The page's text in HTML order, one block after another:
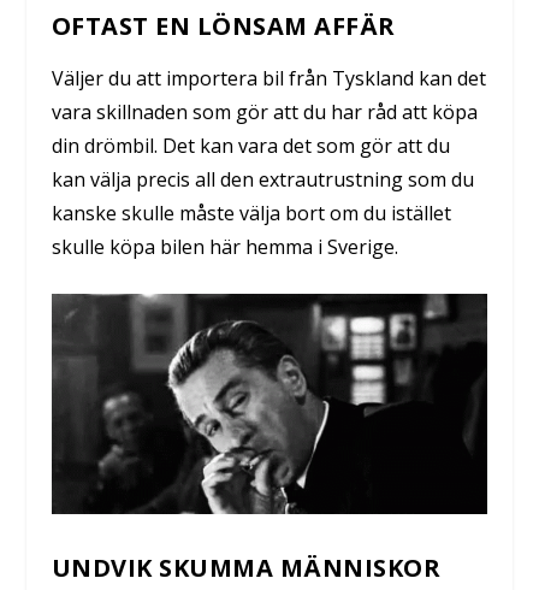
OFTAST EN LÖNSAM AFFÄR
Väljer du att importera bil från Tyskland kan det
vara skillnaden som gör att du har råd att köpa
din drömbil. Det kan vara det som gör att du
kan välja precis all den extrautrustning som du
kanske skulle måste välja bort om du istället
skulle köpa bilen här hemma i Sverige.
UNDVIK SKUMMA MÄNNISKOR